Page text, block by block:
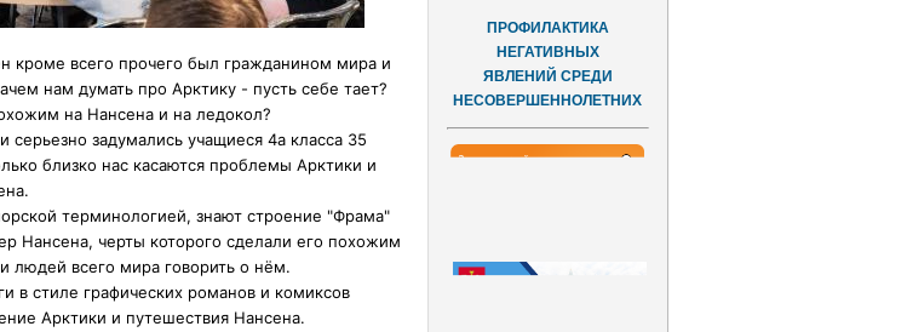
кроме всего прочего был гражданином мира и
нам думать про Арктику - пусть себе тает?
на Нансена и на ледокол?
задумались учащиеся 4а класса 35
близко нас касаются проблемы Арктики и
терминологией, знают строение "Фрама"
Нансена, черты которого сделали его похожим
людей всего мира говорить о нём.
в стиле графических романов и комиксов
Арктики и путешествия Нансена.
ПРОФИЛАКТИКА
НЕГАТИВНЫХ
ЯВЛЕНИЙ СРЕДИ
НЕСОВЕРШЕННОЛЕТНИХ